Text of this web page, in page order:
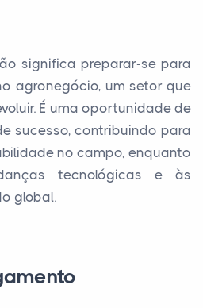
significa preparar-se para
agronegócio, um setor que
É uma oportunidade de
sucesso, contribuindo para
no campo, enquanto
tecnológicas e às
global.